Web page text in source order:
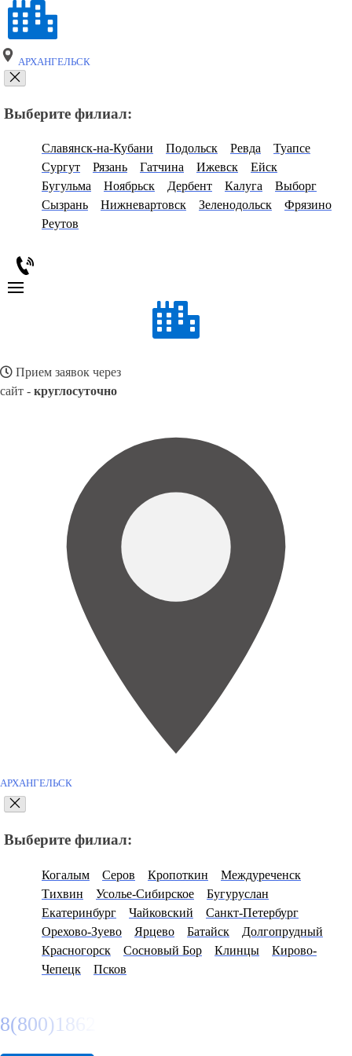
АРХАНГЕЛЬСК
Выберите филиал:
Славянск-на-Кубани Подольск Ревда
Туапсе
Сургут
Рязань Гатчина Ижевск
Ейск
Бугульма
Ноябрьск Дербент Калуга
Выборг
Сызрань
Нижневартовск Зеленодольск
Фрязино
Реутов
Прием заявок через
сайт - круглосуточно
АРХАНГЕЛЬСК
Выберите филиал:
Когалым Серов Кропоткин
Междуреченск
Тихвин
Усолье-Сибирское
Бугуруслан
Екатеринбург
Чайковский
Санкт-Петербург
Орехово-Зуево
Ярцево Батайск
Долгопрудный
Красногорск
Сосновый Бор Клинцы
Кирово-
Чепецк
Псков
8(800)1862102